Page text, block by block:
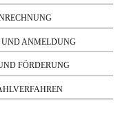
neuer Energiequellen
und Bautechnik
ANMELDUNG
FÖRDERUNG